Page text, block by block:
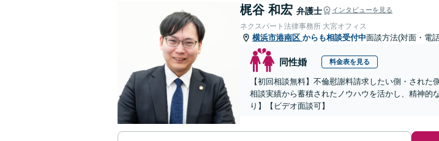
梶谷 和宏 弁護士 インタビューを見る
ネクスパート法律事務所 大宮オフィス
横浜市港南区 からも相談受付中面談方法(対面・電
同性婚 料金表を見る
【初回相談無料】不倫慰謝料請求したい側・され
相談実績から蓄積されたノウハウを活かし、精神的
り】【ビデオ面談可】